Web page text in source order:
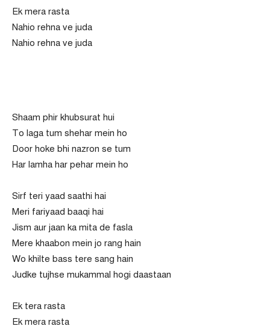
Ek mera rasta
Nahio rehna ve juda
Nahio rehna ve juda
Shaam phir khubsurat hui
To laga tum shehar mein ho
Door hoke bhi nazron se tum
Har lamha har pehar mein ho
Sirf teri yaad saathi hai
Meri fariyaad baaqi hai
Jism aur jaan ka mita de fasla
Mere khaabon mein jo rang hain
Wo khilte bass tere sang hain
Judke tujhse mukammal hogi daastaan
Ek tera rasta
Ek mera rasta